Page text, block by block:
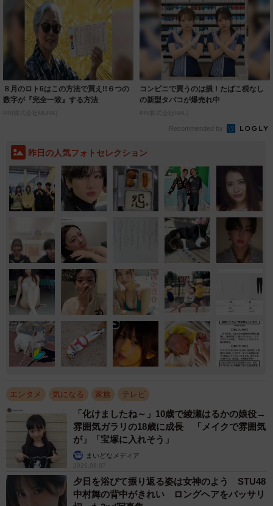
８月のロト6はこの方法で買え!!６つの
数字が『完全一致』する方法
PR(株式会社MURA)
コンビニで買うのは損！たばこ税なし
の新型タバコが爆売れ中
PR(株式会社HAL)
Recommended by
昨日の人気フォトセレクション
エンタメ 気になる 家族 テレビ
「化けましたね～」10歳で綾瀬はるかの娘役→
雰囲気ガラリの18歳に成長 「メイクで雰囲気
が」「宝塚に入れそう」
まいどなメディア
2026.08.07
夕日を浴びて振り返る姿は女神のよう STU48
中村舞の背中がきれい ロングヘアをバッサリ